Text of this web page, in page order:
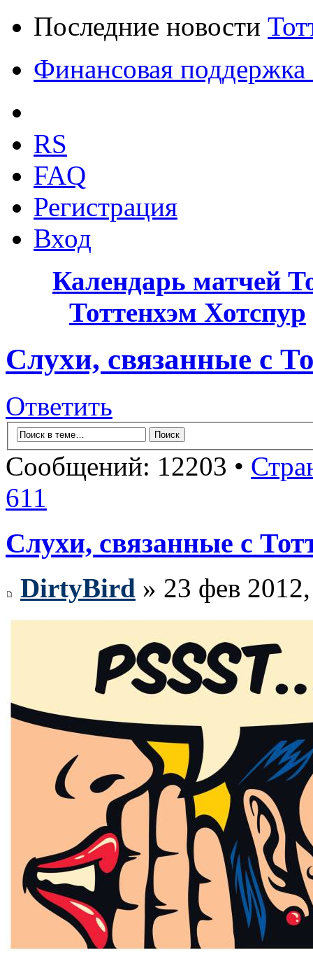
Последние новости
Финансовая поддержка
RS
FAQ
Регистрация
Вход
Календарь матчей
Тоттенхэм Хотспур
Слухи, связанные с
Ответить
Сообщений: 12203 •
611
Слухи, связанные с
DirtyBird » 23 фев